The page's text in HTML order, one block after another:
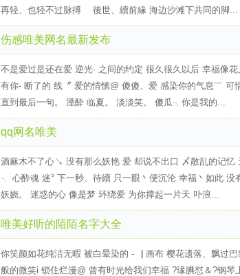
再轻、也轻不过脉搏ゝ 後世、續前緣 海边沙滩下共同的脚...
伤感唯美网名最新发布
不是爱过是还在爱 逆光· 之间的约定 很久很久以后 幸福像
有你- 断了的 线〞 爱的情愫@ 傻傻、爱 感染你的气息﹌
直到最后一句。 湮酔 临夏。 淡淡笑。 傻瓜╮你是我的...
qq网名唯美
酒麻木不了心↘ 没有那么妖艳 爱 却说不出口 〆散乱的记
╮ 心酔魂 迷° 下一秒、待續 只一眼丶便沉沦 幸福丶如此
妖娆。 迷惑的心 像是梦 环绕爱 为你撑起一片天 卟浪...
唯美好听的陌陌名字大全
你笑颜如花纯洁无暇 被白晕染的 -▕ 画布 樱花遗落、飘过
般的微笑i 锁住烂漫@ 曾有时光给我们幸福 ?瑑腆怼＆?钢